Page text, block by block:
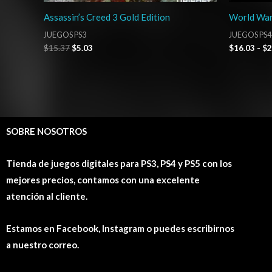
Assassin’s Creed 3 Gold Edition
JUEGOS PS3
$15.37$5.03
World
JUEGOS PS4
$16.03 - $
SOBRE NOSOTROS
Tienda de juegos digitales para PS3, PS4 y PS5 con los
mejores precios, contamos con una excelente
atención al cliente.
Estamos en Facebook, Instagram o puedes escribirnos
a nuestro correo.